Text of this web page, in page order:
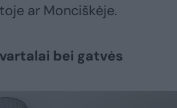
ar Monciškėje.
bei gatvės